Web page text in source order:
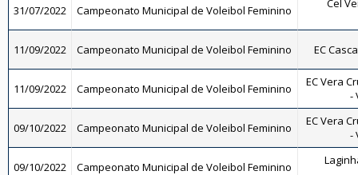
31/07/2022 Campeonato Municipal de Voleibol Feminino Cel
11/09/2022 Campeonato Municipal de Voleibol Feminino EC
11/09/2022 Campeonato Municipal de Voleibol Feminino
EC Vera
-
09/10/2022 Campeonato Municipal de Voleibol Feminino
EC Vera
-
09/10/2022 Campeonato Municipal de Voleibol Feminino